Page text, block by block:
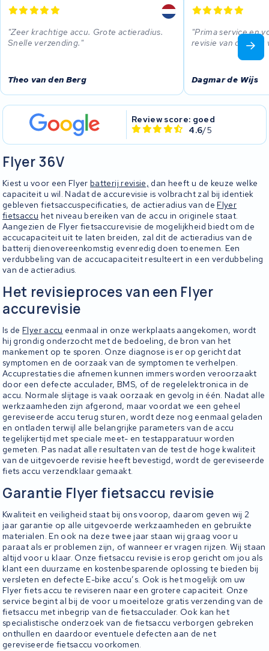
Zeer krachtige accu. Grote actieradius.
Snelle verzending.
Theo van den Berg
Prima service en
revisie van de
Dagmar de Wijs
Review score: goed
4.6/5
Flyer 36V
Kiest u voor een Flyerbatterij revisie, dan heeft u de keuze welke
capaciteit u wil. Nadat de accurevisie is volbracht zal bij identiek
gebleven fietsaccuspecificaties, de actieradius van deFlyer
fietsaccu het niveau bereiken van de accu in originele staat.
Aangezien de Flyer fietsaccurevisie de mogelijkheid biedt om de
accucapaciteit uit te laten breiden, zal dit de actieradius van de
batterij dienovereenkomstig evenredig doen toenemen. Een
verdubbeling van de accucapaciteit resulteert in een verdubbeling
van de actieradius.
Het revisieproces van een Flyer
accurevisie
Is deFlyer accu eenmaal in onze werkplaats aangekomen, wordt
hij grondig onderzocht met de bedoeling, de bron van het
mankement op te sporen. Onze diagnose is er op gericht dat
symptomen en de oorzaak van de symptomen te verhelpen.
Accuprestaties die afnemen kunnen immers worden veroorzaakt
door een defecte acculader, BMS, of de regelelektronica in de
accu. Normale slijtage is vaak oorzaak en gevolg in één. Nadat alle
werkzaamheden zijn afgerond, maar voordat we een geheel
gereviseerde accu terug sturen, wordt deze nog eenmaal geladen
en ontladen terwijl alle belangrijke parameters van de accu
tegelijkertijd met speciale meet- en testapparatuur worden
gemeten. Pas nadat alle resultaten van de test de hoge kwaliteit
van de uitgevoerde revisie heeft bevestigd, wordt de gereviseerde
fiets accu verzendklaar gemaakt.
Garantie Flyer fietsaccu revisie
Kwaliteit en veiligheid staat bij ons voorop, daarom geven wij 2
jaar garantie op alle uitgevoerde werkzaamheden en gebruikte
materialen. En ook na deze twee jaar staan wij graag voor u
paraat als er problemen zijn, of wanneer er vragen rijzen. Wij staan
altijd voor u klaar. Onze fietsaccu revisie is erop gericht om jou als
klant een duurzame en kostenbesparende oplossing te bieden bij
versleten en defecte E-bike accu’s. Ook is het mogelijk om uw
Flyer fiets accu te reviseren naar een grotere capaciteit. Onze
service begint al bij de voor u moeiteloze gratis verzending van de
fietsaccu met inbegrip van de fietsacculader. Ook kan het
specialistische onderzoek van de fietsaccu verborgen gebreken
onthullen en daardoor eventuele defecten aan de net
gereviseerde fietsaccu voorkomen.